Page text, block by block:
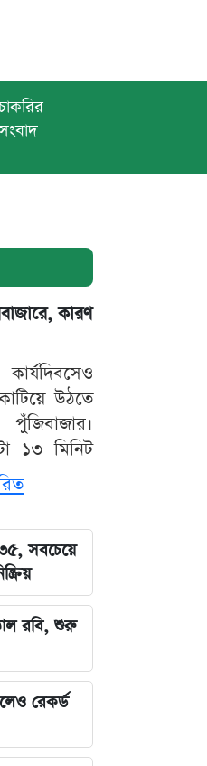
কারণ
উঠতে
১৩ মিনিট
সবচেয়ে
রবি, শুরু
রেকর্ড